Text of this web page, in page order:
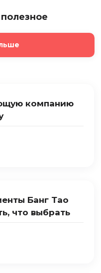
компанию
Банг Тао
что выбрать